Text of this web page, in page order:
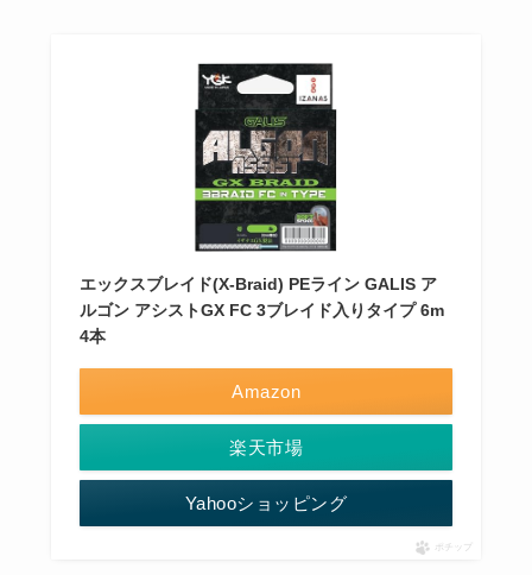
エックスブレイド(X-Braid) PEライン GALIS ア
ルゴン アシストGX FC 3ブレイド入りタイプ 6m
4本
Amazon
楽天市場
Yahooショッピング
ポチップ